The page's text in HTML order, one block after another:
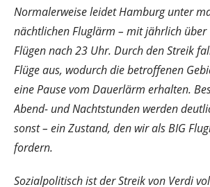
Normalerweise leidet Hamburg unter
nächtlichen Fluglärm – mit jährlich über
Flügen nach 23 Uhr. Durch den Streik
Flüge aus, wodurch die betroffenen
eine Pause vom Dauerlärm erhalten.
Abend- und Nachtstunden werden
sonst – ein Zustand, den wir als BIG
fordern.
Sozialpolitisch ist der Streik von Verdi